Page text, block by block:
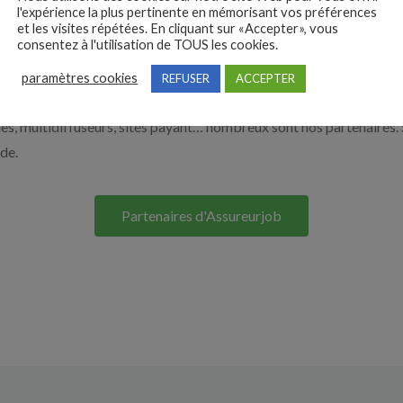
nos solutions pour vous aider à recruter en cliquant
Nos solutions entreprises
multidiffuseurs, sites payant… nombreux sont nos partenaires.
Partenaires d'Assureurjob
l'expérience la plus pertinente en mémorisant vos préférences
et les visites répétées. En cliquant sur «Accepter», vous
consentez à l'utilisation de TOUS les cookies.
paramètres cookies REFUSER ACCEPTER